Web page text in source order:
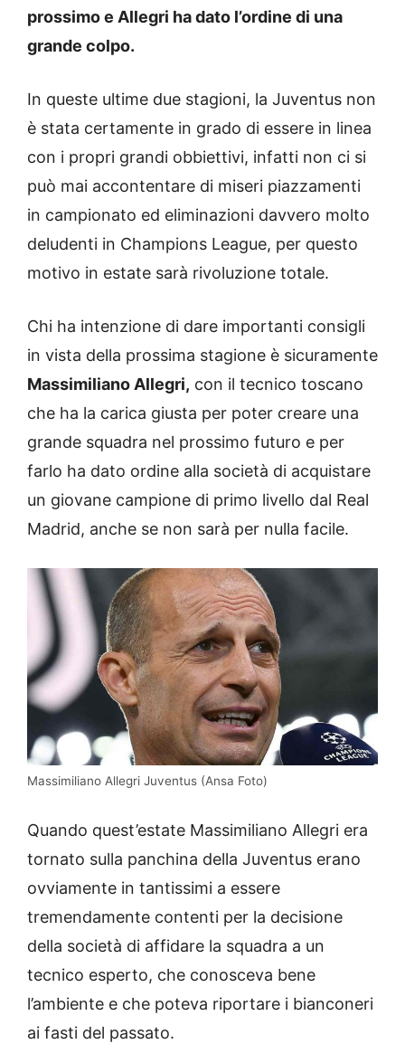
prossimo e Allegri ha dato l’ordine di una
grande colpo.
In queste ultime due stagioni, la Juventus non
è stata certamente in grado di essere in linea
con i propri grandi obbiettivi, infatti non ci si
può mai accontentare di miseri piazzamenti
in campionato ed eliminazioni davvero molto
deludenti in Champions League, per questo
motivo in estate sarà rivoluzione totale.
Chi ha intenzione di dare importanti consigli
in vista della prossima stagione è sicuramente
Massimiliano Allegri, con il tecnico toscano
che ha la carica giusta per poter creare una
grande squadra nel prossimo futuro e per
farlo ha dato ordine alla società di acquistare
un giovane campione di primo livello dal Real
Madrid, anche se non sarà per nulla facile.
Massimiliano Allegri Juventus (Ansa Foto)
Quando quest’estate Massimiliano Allegri era
tornato sulla panchina della Juventus erano
ovviamente in tantissimi a essere
tremendamente contenti per la decisione
della società di affidare la squadra a un
tecnico esperto, che conosceva bene
l’ambiente e che poteva riportare i bianconeri
ai fasti del passato.